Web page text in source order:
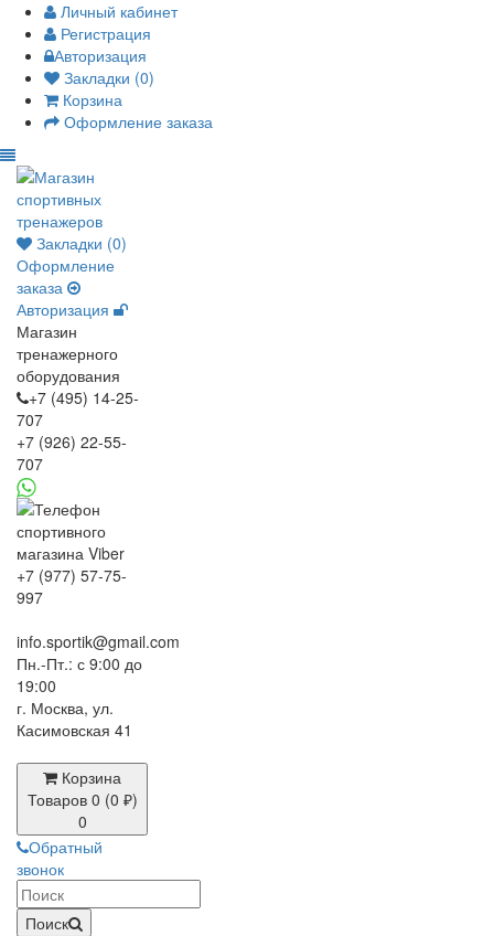
Личный кабинет
Регистрация
Авторизация
Закладки (0)
Корзина
Оформление заказа
Закладки (0)
Оформление
заказа
Авторизация
Магазин
тренажерного
оборудования
+7 (495) 14-25-
707
+7 (926) 22-55-
707
+7 (977) 57-75-
997
info.sportik@gmail.com
Пн.-Пт.: с 9:00 до
19:00
г. Москва, ул.
Касимовская 41
Корзина
Товаров 0 (0 ₽)
0
Обратный
звонок
Поиск